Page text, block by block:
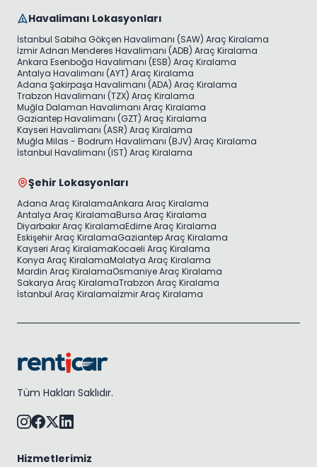
Havalimanı Lokasyonları
İstanbul Sabiha Gökçen Havalimanı (SAW) Araç Kiralama
İzmir Adnan Menderes Havalimanı (ADB) Araç Kiralama
Ankara Esenboğa Havalimanı (ESB) Araç Kiralama
Antalya Havalimanı (AYT) Araç Kiralama
Adana Şakirpaşa Havalimanı (ADA) Araç Kiralama
Trabzon Havalimanı (TZX) Araç Kiralama
Muğla Dalaman Havalimanı Araç Kiralama
Gaziantep Havalimanı (GZT) Araç Kiralama
Kayseri Havalimanı (ASR) Araç Kiralama
Muğla Milas - Bodrum Havalimanı (BJV) Araç Kiralama
İstanbul Havalimanı (IST) Araç Kiralama
Şehir Lokasyonları
Adana Araç KiralamaAnkara Araç Kiralama
Antalya Araç KiralamaBursa Araç Kiralama
Diyarbakır Araç KiralamaEdirne Araç Kiralama
Eskişehir Araç KiralamaGaziantep Araç Kiralama
Kayseri Araç KiralamaKocaeli Araç Kiralama
Konya Araç KiralamaMalatya Araç Kiralama
Mardin Araç KiralamaOsmaniye Araç Kiralama
Sakarya Araç KiralamaTrabzon Araç Kiralama
İstanbul Araç Kiralamaİzmir Araç Kiralama
Tüm Hakları Saklıdır.
Hizmetlerimiz